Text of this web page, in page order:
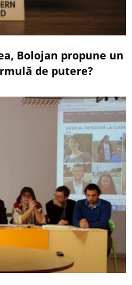
Bolojan propune un
de putere?